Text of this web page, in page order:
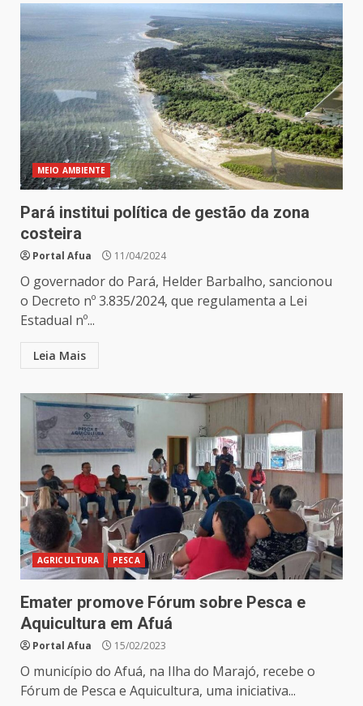
MEIO AMBIENTE
Pará institui política de gestão da zona
costeira
Portal Afua 11/04/2024
O governador do Pará, Helder Barbalho, sancionou
o Decreto nº 3.835/2024, que regulamenta a Lei
Estadual nº...
Leia Mais
AGRICULTURA PESCA
Emater promove Fórum sobre Pesca e
Aquicultura em Afuá
Portal Afua 15/02/2023
O município do Afuá, na Ilha do Marajó, recebe o
Fórum de Pesca e Aquicultura, uma iniciativa...